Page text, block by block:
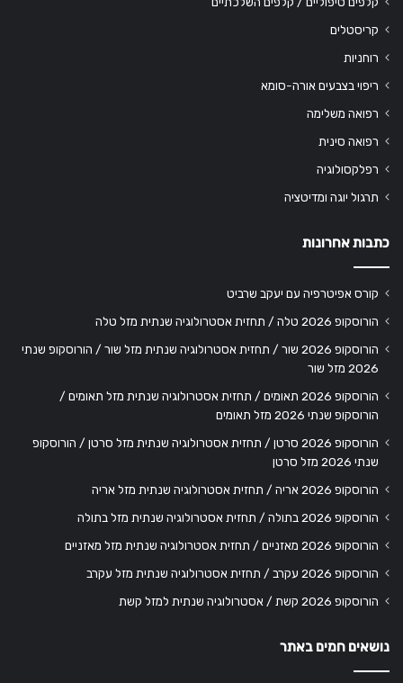
קריסטלים
רוחניות
ריפוי בצבעים אורה-סומא
רפואה משלימה
רפואה סינית
רפלקסולוגיה
תרגול יוגה ומדיטציה
כתבות אחרונות
קורס אפיטרפיה עם יעקב שרביט
הורוסקופ 2026 טלה / תחזית אסטרולוגיה שנתית מזל טלה
הורוסקופ 2026 שור / תחזית אסטרולוגיה שנתית מזל שור / הורוסקופ שנתי
2026 מזל שור
הורוסקופ 2026 תאומים / תחזית אסטרולוגיה שנתית מזל תאומים /
הורוסקופ שנתי 2026 מזל תאומים
הורוסקופ 2026 סרטן / תחזית אסטרולוגיה שנתית מזל סרטן / הורוסקופ
שנתי 2026 מזל סרטן
הורוסקופ 2026 אריה / תחזית אסטרולוגיה שנתית מזל אריה
הורוסקופ 2026 בתולה / תחזית אסטרולוגיה שנתית מזל בתולה
הורוסקופ 2026 מאזניים / תחזית אסטרולוגיה שנתית מזל מאזניים
הורוסקופ 2026 עקרב / תחזית אסטרולוגיה שנתית מזל עקרב
הורוסקופ 2026 קשת / אסטרולוגיה שנתית למזל קשת
נושאים חמים באתר